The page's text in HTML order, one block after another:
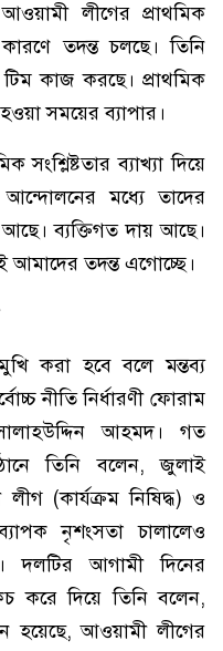
লীগের প্রাথমিক
তদন্ত চলছে। তিনি
কাজ করছে। প্রাথমিক
সময়ের ব্যাপার।
সংশ্লিষ্টতার ব্যাখ্যা দিয়ে
মধ্যে তাদের
ব্যক্তিগত দায় আছে।
তদন্ত এগোচ্ছে।
করা হবে বলে মন্তব্য
নীতি নির্ধারণী ফোরাম
আহমদ। গত
তিনি বলেন, জুলাই
(কার্যক্রম নিষিদ্ধ) ও
নৃশংসতা চালালেও
দলটির আগামী দিনের
করে দিয়ে তিনি বলেন,
হয়েছে, আওয়ামী লীগের